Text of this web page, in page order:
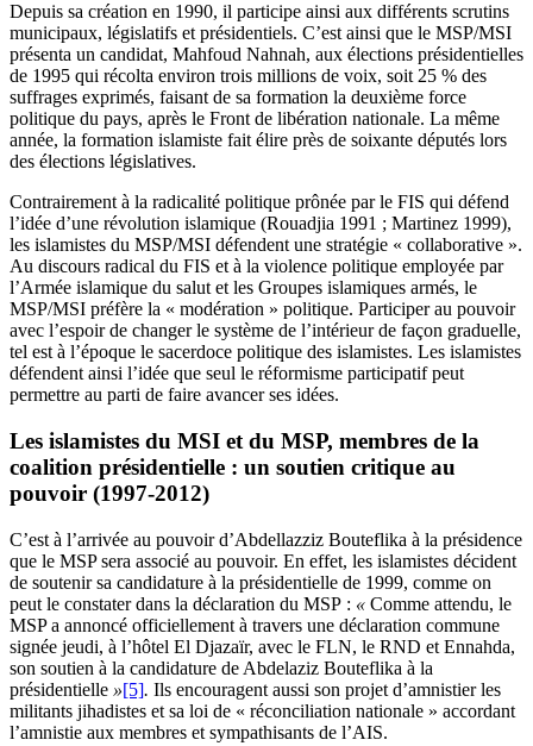
Depuis sa création en 1990, il participe ainsi aux différents scrutins
municipaux, législatifs et présidentiels. C’est ainsi que le MSP/MSI
présenta un candidat, Mahfoud Nahnah, aux élections présidentielles
de 1995 qui récolta environ trois millions de voix, soit 25 % des
suffrages exprimés, faisant de sa formation la deuxième force
politique du pays, après le Front de libération nationale. La même
année, la formation islamiste fait élire près de soixante députés lors
des élections législatives.
Contrairement à la radicalité politique prônée par le FIS qui défend
l’idée d’une révolution islamique (Rouadjia 1991 ; Martinez 1999),
les islamistes du MSP/MSI défendent une stratégie « collaborative ».
Au discours radical du FIS et à la violence politique employée par
l’Armée islamique du salut et les Groupes islamiques armés, le
MSP/MSI préfère la « modération » politique. Participer au pouvoir
avec l’espoir de changer le système de l’intérieur de façon graduelle,
tel est à l’époque le sacerdoce politique des islamistes. Les islamistes
défendent ainsi l’idée que seul le réformisme participatif peut
permettre au parti de faire avancer ses idées.
Les islamistes du MSI et du MSP, membres de la
coalition présidentielle : un soutien critique au
pouvoir (1997-2012)
C’est à l’arrivée au pouvoir d’Abdellazziz Bouteflika à la présidence
que le MSP sera associé au pouvoir. En effet, les islamistes décident
de soutenir sa candidature à la présidentielle de 1999, comme on
peut le constater dans la déclaration du MSP : « Comme attendu, le
MSP a annoncé officiellement à travers une déclaration commune
signée jeudi, à l’hôtel El Djazaïr, avec le FLN, le RND et Ennahda,
son soutien à la candidature de Abdelaziz Bouteflika à la
présidentielle »[5]. Ils encouragent aussi son projet d’amnistier les
militants jihadistes et sa loi de « réconciliation nationale » accordant
l’amnistie aux membres et sympathisants de l’AIS.